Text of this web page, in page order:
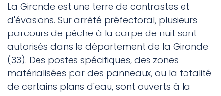
La Gironde est une terre de contrastes et
d'évasions. Sur arrêté préfectoral, plusieurs
parcours de pêche à la carpe de nuit sont
autorisés dans le département de la Gironde
(33). Des postes spécifiques, des zones
matérialisées par des panneaux, ou la totalité
de certains plans d'eau, sont ouverts à la